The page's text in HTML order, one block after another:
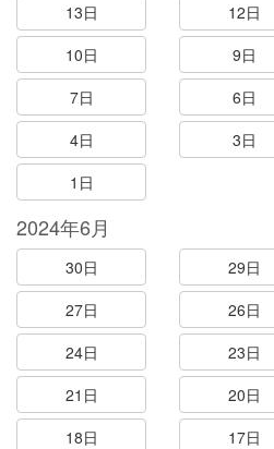
13日
12日
10日
9日
7日
6日
4日
3日
1日
2024年6月
30日 29日
27日
26日
24日
23日
21日
20日
18日
17日